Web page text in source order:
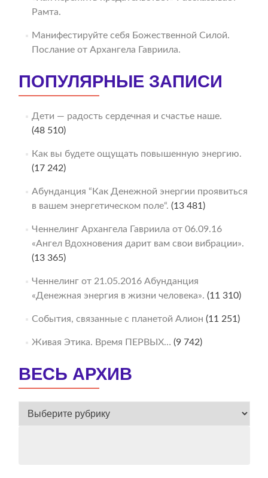
Рамта.
Манифестируйте себя Божественной Силой.
Послание от Архангела Гавриила.
ПОПУЛЯРНЫЕ ЗАПИСИ
Дети — радость сердечная и счастье наше.
(48 510)
Как вы будете ощущать повышенную энергию.
(17 242)
Абунданция “Как Денежной энергии проявиться
в вашем энергетическом поле“. (13 481)
Ченнелинг Архангела Гавриила от 06.09.16
«Ангел Вдохновения дарит вам свои вибрации».
(13 365)
Ченнелинг от 21.05.2016 Абунданция
«Денежная энергия в жизни человека». (11 310)
События, связанные с планетой Алион (11 251)
Живая Этика. Время ПЕРВЫХ… (9 742)
ВЕСЬ АРХИВ
ВЕСЬ